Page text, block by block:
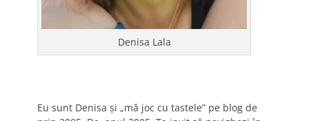
Denisa Lala
Eu sunt Denisa și „mă joc cu tastele” pe blog de